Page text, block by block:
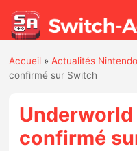
Actualités
Accueil »Actualités Nintendo
confirmé sur Switch
confirmé